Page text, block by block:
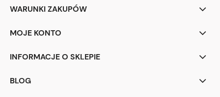
WARUNKI ZAKUPÓW
MOJE KONTO
INFORMACJE O SKLEPIE
BLOG